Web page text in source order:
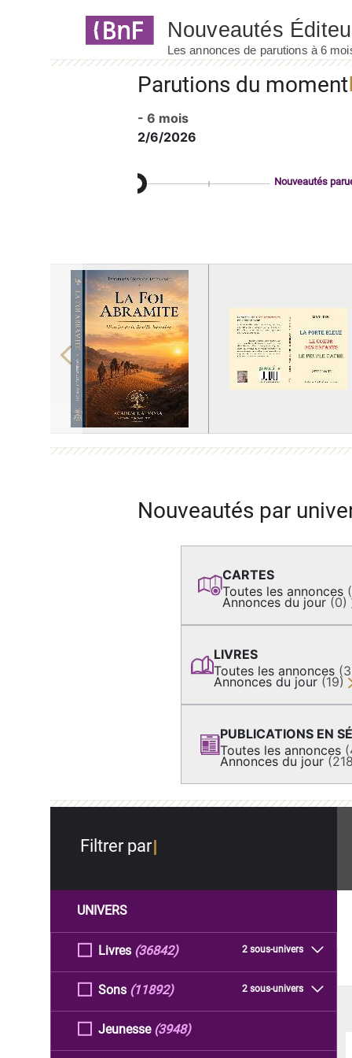
Parutions du moment
- 6 mois
2/6/2026
Nouveautés
Previous
Nouveautés par
CARTES
Toutes les annonces
Annonces du jour (0)
LIVRES
Toutes les annonces
Annonces du jour (19)
PUBLICATIONS EN
Toutes les annonces
Annonces du jour
Filtrer par
UNIVERS
Livres 2 sous-univers
(36842)
Sons 2 sous-univers
(11892)
Jeunesse (3948)